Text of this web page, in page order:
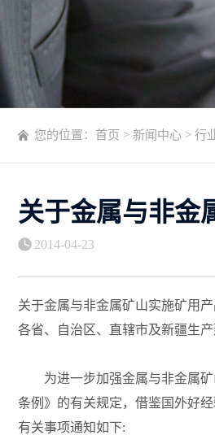
您的位置： 首页 > 新闻中心 > 行
关于金属与非金
2014-04-23
关于金属与非金属矿山实施矿用
各省、自治区、直辖市及新疆生
为进一步加强金属与非金属矿
条例》的有关规定，借鉴国外好
有关事项通知如下: